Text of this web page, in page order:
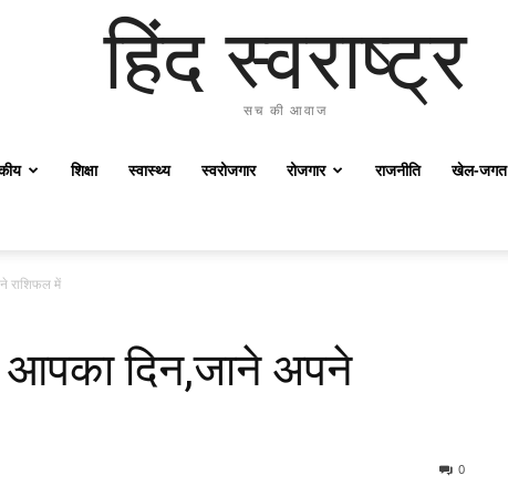
हिंद स्वराष्ट्र
सच की आवाज
शिक्षा स्वास्थ्य स्वरोजगार रोजगार राजनीति खेल-जगत
राशिफल में
दिन,जाने अपने
0